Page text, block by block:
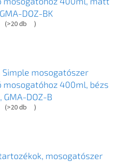
DOZ-BK
(>20 db )
Simple mosogatószer
mosogatóhoz 400ml, bézs
GMA-DOZ-B
(>20 db )
mosogatószer